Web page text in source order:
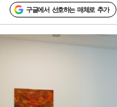
구글에서 선호하는 매체로 추가